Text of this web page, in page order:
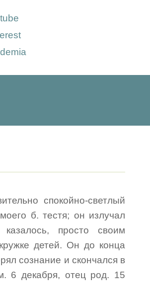
спокойно-светлый
б. тестя; он излучал
просто своим
детей. Он до конца
сознание и скончался в
6 декабря, отец род. 15